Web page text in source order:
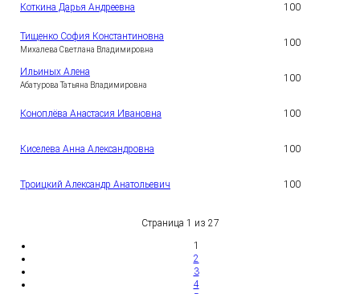
Коткина Дарья Андреевна 100
Тищенко София Константиновна
Михалева Светлана Владимировна
100
Ильиных Алена
Абатурова Татьяна Владимировна
100
Коноплëва Анастасия Ивановна 100
Киселева Анна Александровна 100
Троицкий Александр Анатольевич 100
Страница 1 из 27
1
2
3
4